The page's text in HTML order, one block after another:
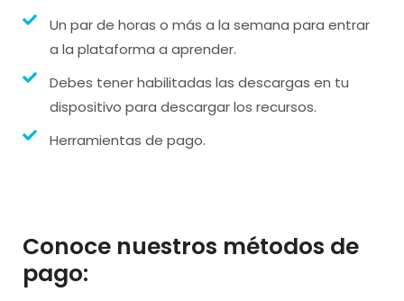
Un par de horas o más a la semana para entrar
a la plataforma a aprender.
Debes tener habilitadas las descargas en tu
dispositivo para descargar los recursos.
Herramientas de pago.
Conoce nuestros métodos de
pago: